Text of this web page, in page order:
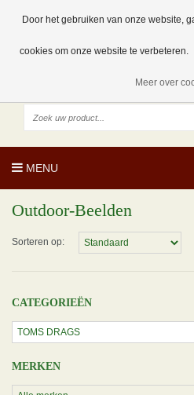
NL
EUR
MENU
Outdoor-Beelden
Sorteren op:
CATEGORIEËN
MERKEN
Door het gebruiken van onze website,
cookies om onze website te verbeteren.
Meer over